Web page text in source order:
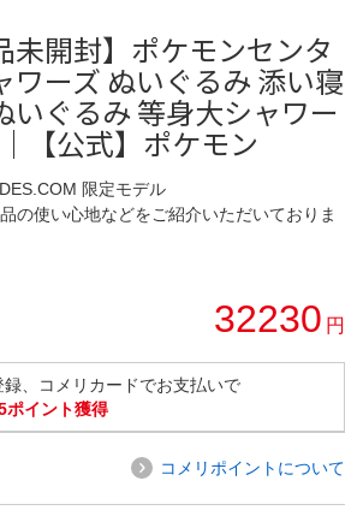
未開封】ポケモンセンタ
ワーズ ぬいぐるみ 添い寝
いぐるみ 等身大シャワー
【公式】ポケモン
限定モデル
の使い心地などをご紹介いただいておりま
32230 円
、コメリカードでお支払いで
ポイント獲得
コメリポイントについて